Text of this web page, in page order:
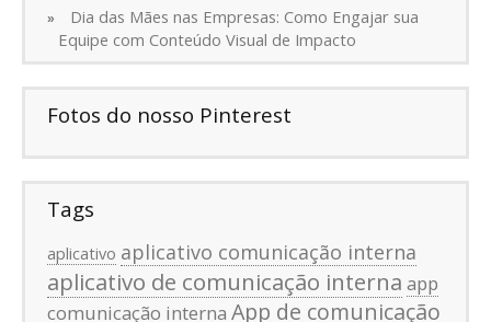
Dia das Mães nas Empresas: Como Engajar sua
Equipe com Conteúdo Visual de Impacto
Fotos do nosso Pinterest
Tags
aplicativo aplicativo comunicação interna
aplicativo de comunicação interna app
comunicação interna App de comunicação